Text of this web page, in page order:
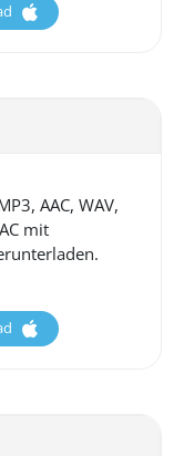
AAC, WAV,
mit